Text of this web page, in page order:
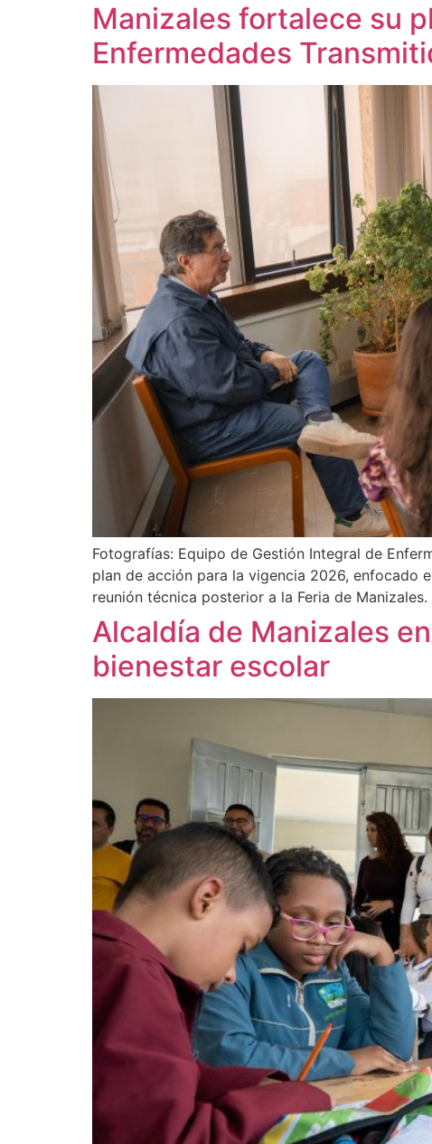
Manizales fortalece su
Enfermedades
Fotografías: Equipo de Gestión Integral de
plan de acción para la vigencia 2026, enfocado
reunión técnica posterior a la Feria de
Alcaldía de Manizales
bienestar escolar